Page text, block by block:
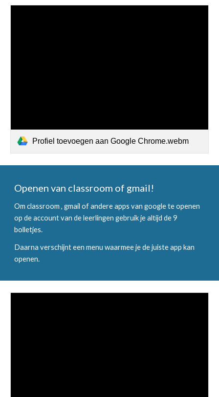
Profiel toevoegen aan Google Chrome.webm
Openen van classroom of gmail!
Om classroom , gmail of andere apps van google te openen
op de account van de leerlingen gebruik je altijd de 9
bolletjes.
Daarna verschijnt een menu waarmee je de juiste app kan
openen.